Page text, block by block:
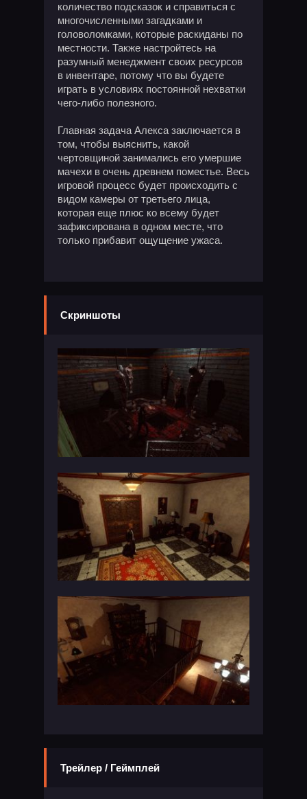
количество подсказок и справиться с
многочисленными загадками и
головоломками, которые раскиданы по
местности. Также настройтесь на
разумный менеджмент своих ресурсов
в инвентаре, потому что вы будете
играть в условиях постоянной нехватки
чего-либо полезного.
Главная задача Алекса заключается в
том, чтобы выяснить, какой
чертовщиной занимались его умершие
мачехи в очень древнем поместье. Весь
игровой процесс будет происходить с
видом камеры от третьего лица,
которая еще плюс ко всему будет
зафиксирована в одном месте, что
только прибавит ощущение ужаса.
Скриншоты
Трейлер / Геймплей